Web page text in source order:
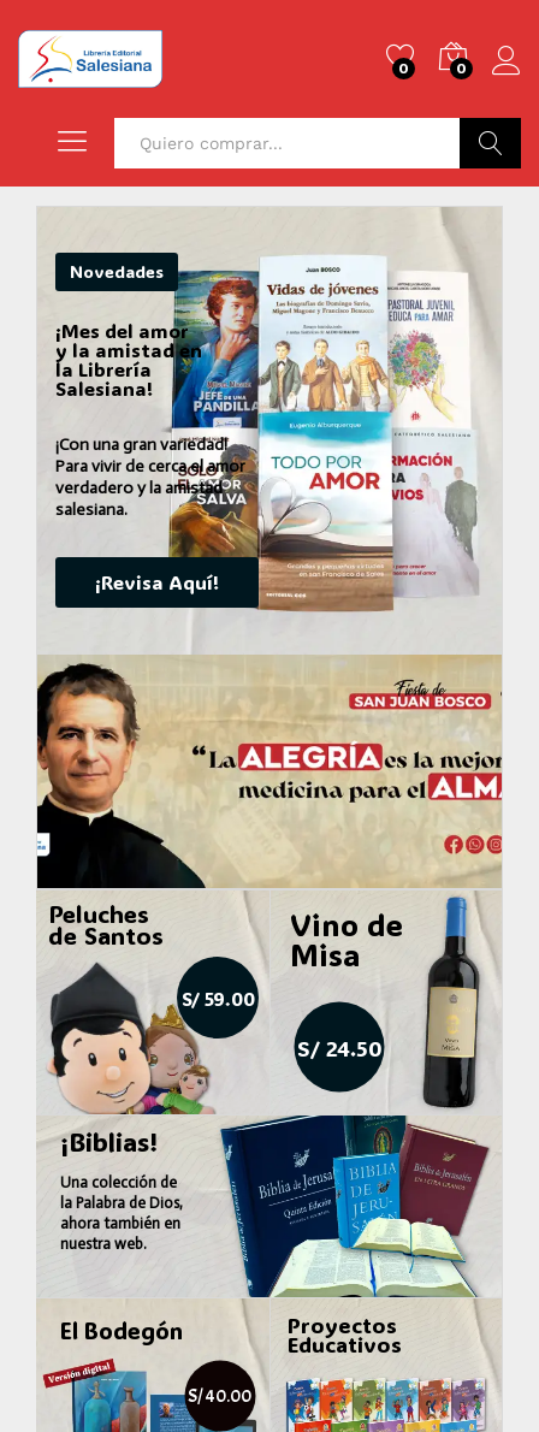
0 0
Novedades
¡Mes del amor
y la amistad en
la Librería
Salesiana!
¡Con una gran variedad!
Para vivir de cerca el amor
verdadero y la amistad
salesiana.
¡Revisa Aquí!
Peluches
de Santos
S/ 59.00
Vino de
Misa
S/ 24.50
¡Biblias!
Una colección de
la Palabra de Dios,
ahora también en
nuestra web.
El Bodegón
S/ 40.00
Proyectos
Educativos